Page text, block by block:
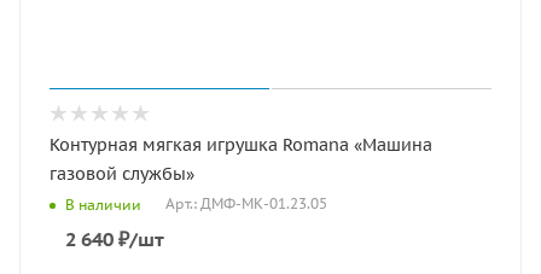
Контурная мягкая игрушка Romana «Машина
газовой службы»
В наличии Арт.: ДМФ-МК-01.23.05
2 640 ₽/шт